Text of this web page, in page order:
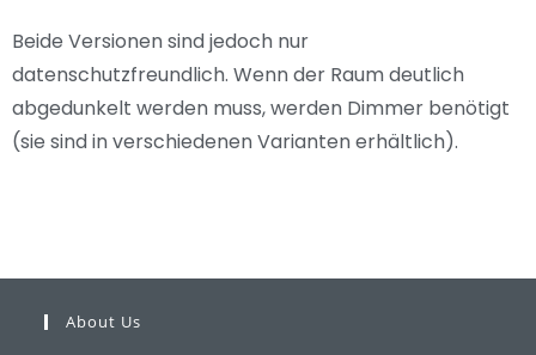
Beide Versionen sind jedoch nur
datenschutzfreundlich. Wenn der Raum deutlich
abgedunkelt werden muss, werden Dimmer benötigt
(sie sind in verschiedenen Varianten erhältlich).
About Us